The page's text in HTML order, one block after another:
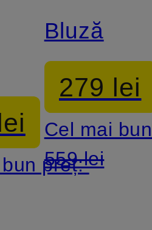
bun preț:
DEN
Bluză
279 lei
Cel mai
559 lei